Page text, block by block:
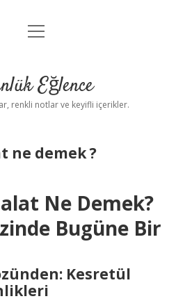
Anasayfa
Yasal Uyarı
menüyü
Eğlence
renkli notlar ve keyifli içerikler.
ne demek ?
Ne Demek?
Bugüne Bir
Kesretül